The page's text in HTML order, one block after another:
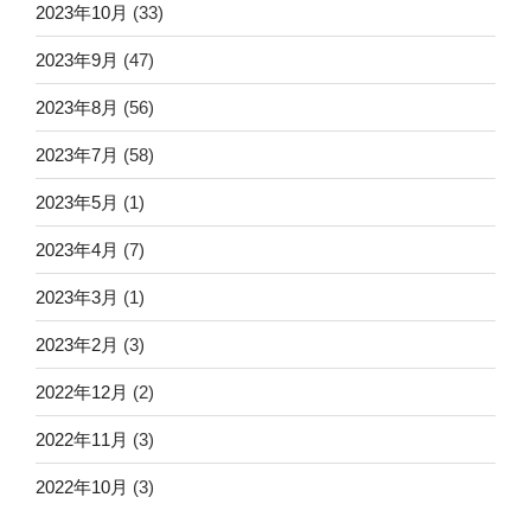
2023年10月 (33)
2023年9月 (47)
2023年8月 (56)
2023年7月 (58)
2023年5月 (1)
2023年4月 (7)
2023年3月 (1)
2023年2月 (3)
2022年12月 (2)
2022年11月 (3)
2022年10月 (3)